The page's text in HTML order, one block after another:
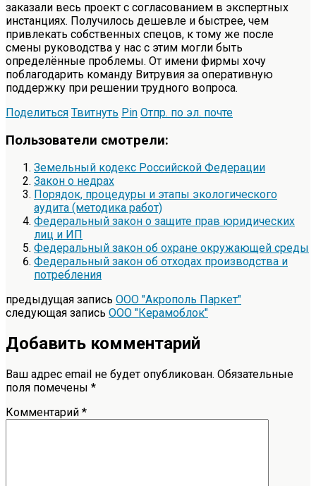
заказали весь проект с согласованием в экспертных
инстанциях. Получилось дешевле и быстрее, чем
привлекать собственных спецов, к тому же после
смены руководства у нас с этим могли быть
определённые проблемы. От имени фирмы хочу
поблагодарить команду Витрувия за оперативную
поддержку при решении трудного вопроса.
Поделиться Твитнуть Pin Отпр. по эл. почте
Пользователи смотрели:
Земельный кодекс Российской Федерации
Закон о недрах
Порядок, процедуры и этапы экологического
аудита (методика работ)
Федеральный закон о защите прав юридических
лиц и ИП
Федеральный закон об охране окружающей среды
Федеральный закон об отходах производства и
потребления
предыдущая запись ООО "Акрополь Паркет"
следующая запись ООО "Керамоблок"
Добавить комментарий
Ваш адрес email не будет опубликован. Обязательные
поля помечены *
Комментарий *